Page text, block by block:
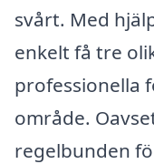
svårt. Med
enkelt få tre
professionella
område.
regelbunden